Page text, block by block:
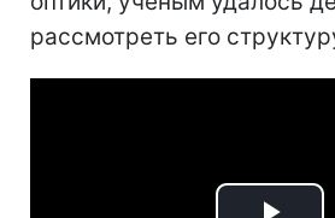
рассмотреть его